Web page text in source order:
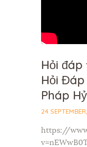
Hỏi đáp
Hỏi Đáp
Pháp Hỷ
24
https://